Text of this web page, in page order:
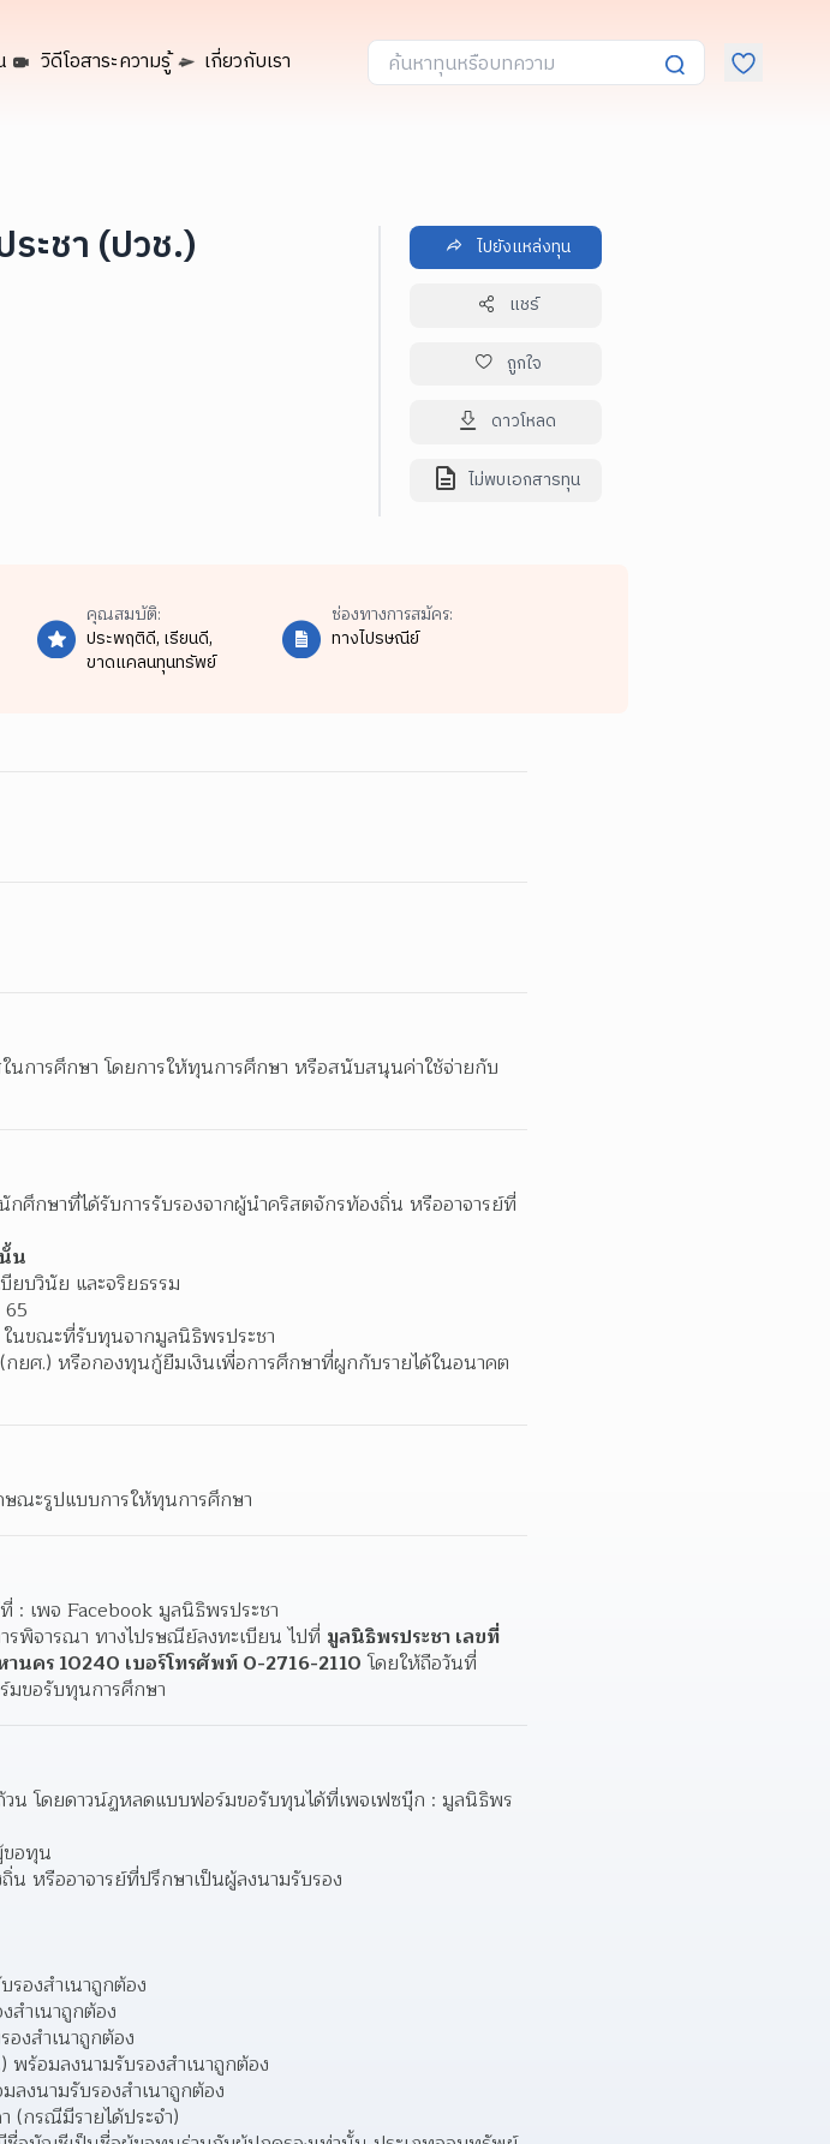
วิดีโอสาระความรู้ เกี่ยวกับเรา
ะชา (ปวช.) ไปยังแหล่งทุน
แชร์
ถูกใจ
ดาวโหลด
ไม่พบเอกสารทุน
คุณสมบัติ:
ประพฤติดี, เรียนดี,
ขาดแคลนทุนทรัพย์
ช่องทางการสมัคร:
ทางไปรษณีย์
การศึกษา โดยการให้ทุนการศึกษา หรือสนับสนุนค่าใช้จ่ายกับ
กษาที่ได้รับการรับรองจากผู้นำคริสตจักรท้องถิ่น หรืออาจารย์ที่
น
ยบวินัย และจริยธรรม
นขณะที่รับทุนจากมูลนิธิพรประชา
ยศ.) หรือกองทุนกู้ยืมเงินเพื่อการศึกษาที่ผูกกับรายได้ในอนาคต
ณะรูปแบบการให้ทุนการศึกษา
: เพจ Facebook มูลนิธิพรประชา
พิจารณา ทางไปรษณีย์ลงทะเบียน ไปที่ มูลนิธิพรประชา เลขที่
นคร 10240 เบอร์โทรศัพท์ 0-2716-2110 โดยให้ถือวันที่
ขอรับทุนการศึกษา
น โดยดาวน์ฏหลดแบบฟอร์มขอรับทุนได้ที่เพจเฟซบุ๊ก : มูลนิธิพร
ขอทุน
หรืออาจารย์ที่ปรึกษาเป็นผู้ลงนามรับรอง
องสำเนาถูกต้อง
สำเนาถูกต้อง
งสำเนาถูกต้อง
ร้อมลงนามรับรองสำเนาถูกต้อง
งนามรับรองสำเนาถูกต้อง
(กรณีมีรายได้ประจำ)